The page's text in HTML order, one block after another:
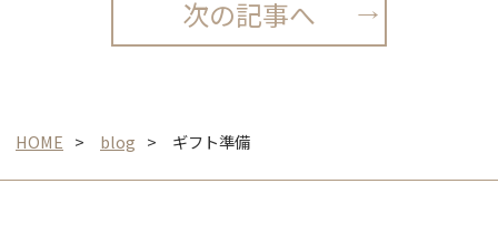
次の記事へ
HOME blog ギフト準備